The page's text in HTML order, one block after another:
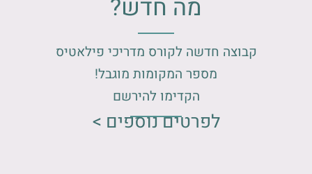
מה חדש?
קבוצה חדשה לקורס מדריכי פילאטיס
מספר המקומות מוגבל!
הקדימו להירשם
לפרטים נוספים >